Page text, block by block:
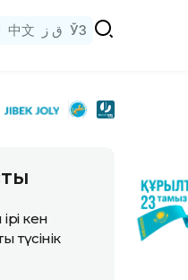
中文 ق ز ЎЗ
кен
түсінік